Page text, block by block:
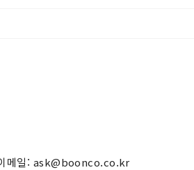
메일: ask@boonco.co.kr